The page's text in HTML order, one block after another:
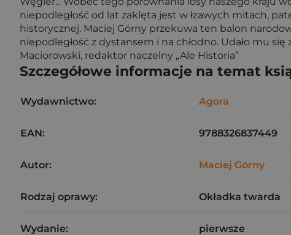
niepodległość od lat zaklęta jest w łzawych mitach,
historycznej. Maciej Górny przekuwa ten balon
niepodległość z dystansem i na chłodno. Udało mu
Maciorowski, redaktor naczelny „Ale Historia”
Szczegółowe informacje na temat
Wydawnictwo: Agora
EAN: 9788326837449
Autor: Maciej Górny
Rodzaj oprawy: Okładka twarda
Wydanie: pierwsze